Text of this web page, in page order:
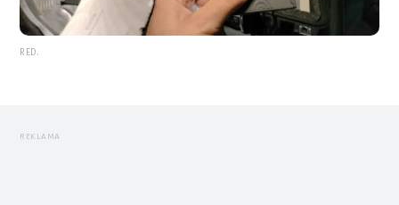
RED.
REKLAMA